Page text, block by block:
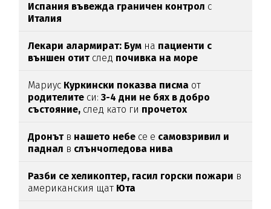
Испания въвежда граничен контрол с
Италия
Лекари алармират: Бум на пациенти с
външен отитслед почивка на море
Мариус Куркински показва писма от
родителите си:3-4 дни не бях в добро
състояние, след като ги прочетох
Дронътв нашето небе се е самовзривил и
паднал в слънчогледова нива
Разби се хеликоптер, гасил горски пожари в
американския щат Юта